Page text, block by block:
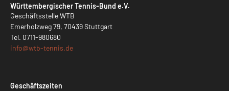
Württembergischer Tennis-Bund e.V.
Geschäftsstelle WTB
Emerholzweg 79, 70439 Stuttgart
Tel. 0711-980680
info@wtb-tennis.de
Geschäftszeiten